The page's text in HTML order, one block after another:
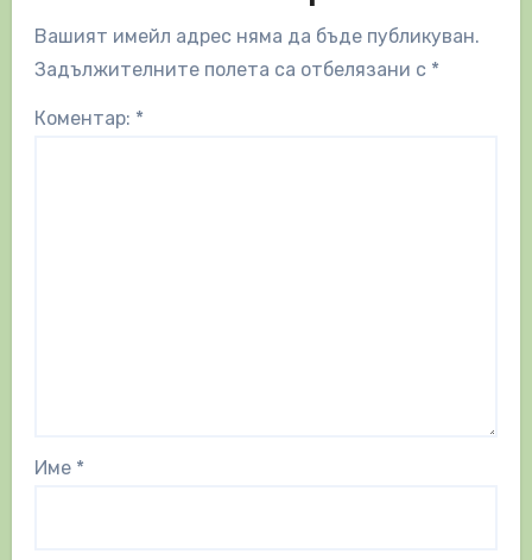
Вашият имейл адрес няма да бъде публикуван.
Задължителните полета са отбелязани с *
Коментар: *
Име *